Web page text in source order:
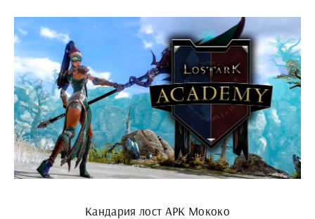
Кандария лост АРК Мококо